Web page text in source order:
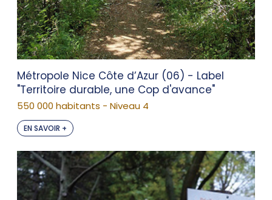
Métropole Nice Côte d’Azur (06) - Label
"Territoire durable, une Cop d'avance"
550 000 habitants - Niveau 4
EN SAVOIR +